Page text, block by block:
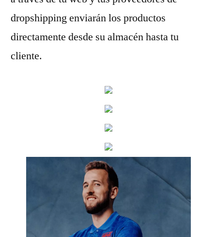
dropshipping enviarán los productos
directamente desde su almacén hasta tu
cliente.